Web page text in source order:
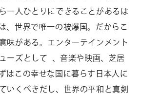
一人ひとりにできることがあるは
、世界で唯一の被爆国。だからこ
味がある。エンターテインメント
ーズとして 、音楽や映画、芝居
はこの幸せな国に暮らす日本人に
いくべきだし、世界の平和と真剣